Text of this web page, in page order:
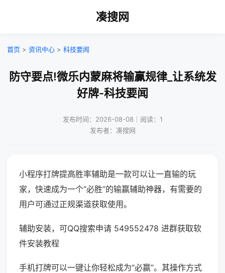
凑搜网
首页 > 资讯中心 > 科技要闻
防守要点!微乐内蒙麻将输赢规律_让系统发
好牌-科技要闻
发布时间：2026-08-08｜阅读：1
发布者：凑搜网
小程序打牌提高胜率辅助是一款可以让一直输的玩
家，快速成为一个“必胜”的输赢辅助神器，有需要的
用户可通过正规渠道获取使用。
辅助安装，可QQ搜索申请 549552478 进群获取软
件安装教程
手机打牌可以一键让你轻松成为“必赢”。其操作方式